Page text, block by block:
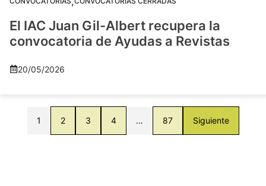
El IAC Juan Gil-Albert recupera la
convocatoria de Ayudas a Revistas
20/05/2026
1 2 3 4 … 87 Siguiente